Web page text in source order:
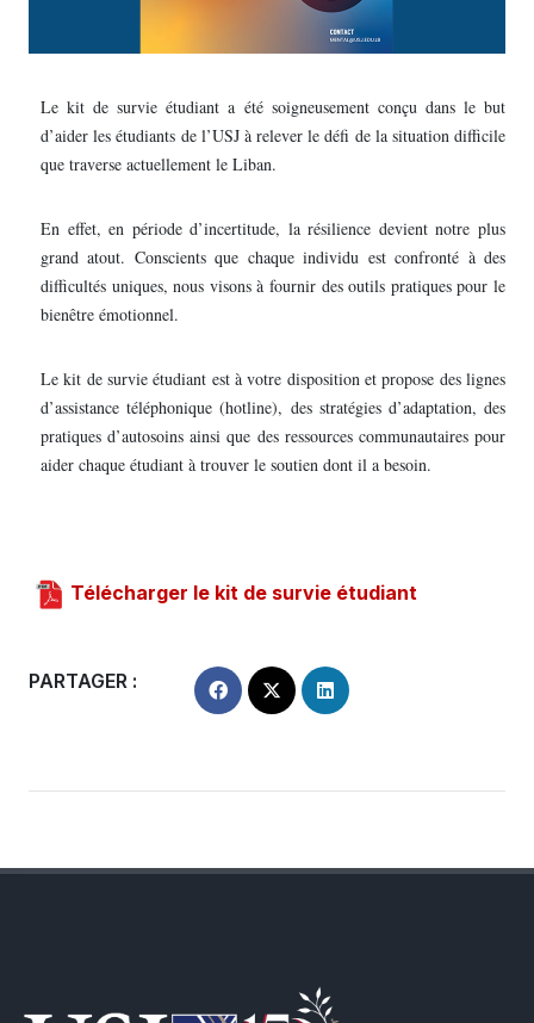
Le kit de survie étudiant a été soigneusement conçu dans le but
d’aider les étudiants de l’USJ à relever le défi de la situation difficile
que traverse actuellement le Liban.
En effet, en période d’incertitude, la résilience devient notre plus
grand atout. Conscients que chaque individu est confronté à des
difficultés uniques, nous visons à fournir des outils pratiques pour le
bienêtre émotionnel.
Le kit de survie étudiant est à votre disposition et propose des lignes
d’assistance téléphonique (hotline), des stratégies d’adaptation, des
pratiques d’autosoins ainsi que des ressources communautaires pour
aider chaque étudiant à trouver le soutien dont il a besoin.
Télécharger le kit de survie étudiant
PARTAGER :